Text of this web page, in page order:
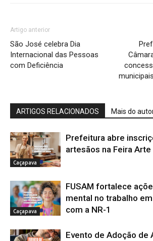
Artigo anterior
São José celebra Dia
Internacional das Pessoas
com Deficiência
ARTIGOS RELACIONADOS Mais do
Caçapava
Prefeitura abre
artesãos na Feira
Caçapava
FUSAM fortalece
mental no trabalho
com a NR-1
Evento de Adoção de